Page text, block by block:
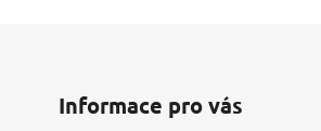
Informace pro vás